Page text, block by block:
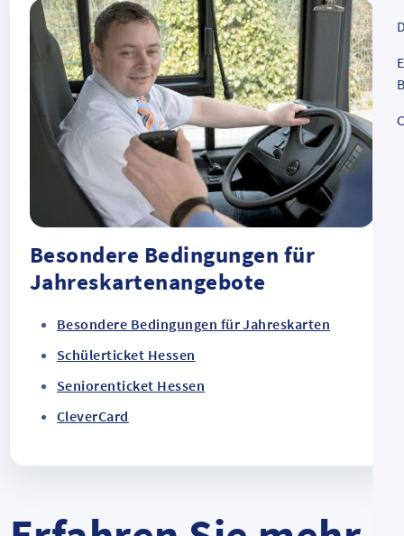
Besondere Bedingungen für
Jahreskartenangebote
Besondere Bedingungen für Jahreskarten
Schülerticket Hessen
Seniorenticket Hessen
CleverCard